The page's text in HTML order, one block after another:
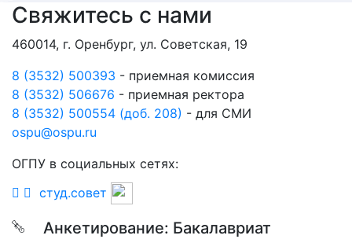
Свяжитесь с нами
460014, г. Оренбург, ул. Советская, 19
8 (3532) 500393 - приемная комиссия
8 (3532) 506676 - приемная ректора
8 (3532) 500554 (доб. 208) - для СМИ
ospu@ospu.ru
ОГПУ в социальных сетях:
студ.совет
Анкетирование: Бакалавриат